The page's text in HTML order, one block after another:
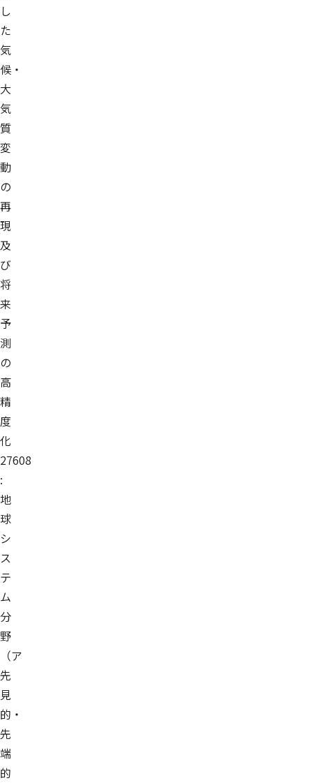
し
た
気
候・
大
気
質
変
動
の
再
現
及
び
将
来
予
測
の
高
精
度
化
27608
:
地
球
シ
ス
テ
ム
分
野
（ア
先
見
的・
先
端
的